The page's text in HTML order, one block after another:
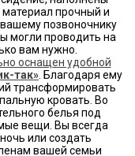
прочный и
вашему позвоночнику
могли проводить на
вам нужно.
оснащен удобной
так». Благодаря ему
трансформировать
кровать. Во
белья под
вещи. Вы всегда
или создать
вашей семьи